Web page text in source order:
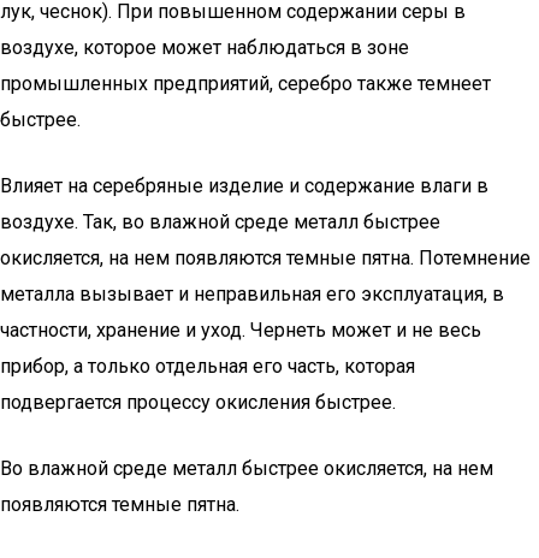
лук, чеснок). При повышенном содержании серы в
воздухе, которое может наблюдаться в зоне
промышленных предприятий, серебро также темнеет
быстрее.
Влияет на серебряные изделие и содержание влаги в
воздухе. Так, во влажной среде металл быстрее
окисляется, на нем появляются темные пятна. Потемнение
металла вызывает и неправильная его эксплуатация, в
частности, хранение и уход. Чернеть может и не весь
прибор, а только отдельная его часть, которая
подвергается процессу окисления быстрее.
Во влажной среде металл быстрее окисляется, на нем
появляются темные пятна.